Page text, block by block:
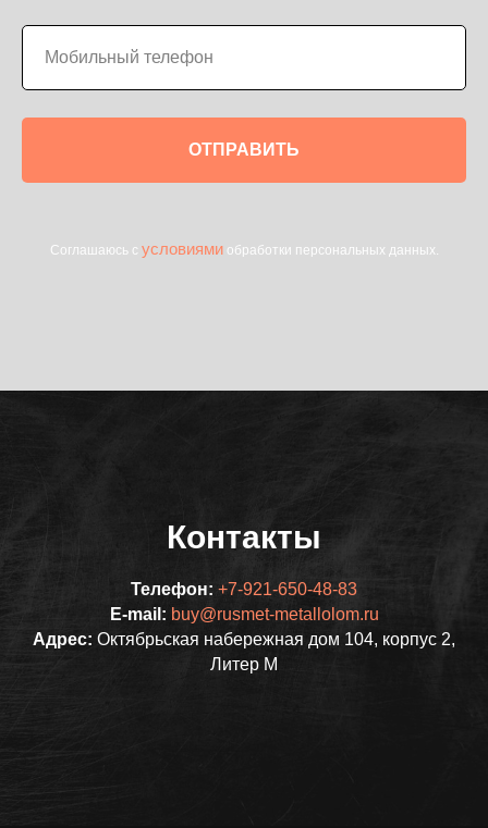
ОТПРАВИТЬ
Соглашаюсь с условиями обработки персональных данных.
Контакты
Телефон: +7-921-650-48-83
E-mail: buy@rusmet-metallolom.ru
Адрес: Октябрьская набережная дом 104, корпус 2,
Литер М